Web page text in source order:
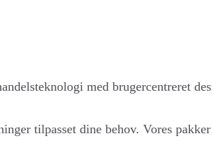
med brugercentreret
tilpasset dine behov. Vores